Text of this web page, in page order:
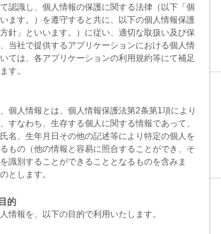
認識し、個人情報の保護に関する法律（以下「個
ます。）を遵守すると共に、以下の個人情報保護
針」といいます。）に従い、適切な取扱い及び保
当社で提供するアプリケーションにおける個人情
ては、各アプリケーションの利用規約等にて補足
す。
個人情報とは、個人情報保護法第2条第1項により
すなわち、生存する個人に関する情報であって、
名、生年月日その他の記述等により特定の個人を
もの（他の情報と容易に照合することができ、そ
識別することができることとなるものを含みま
とします。
的
情報を、以下の目的で利用いたします。